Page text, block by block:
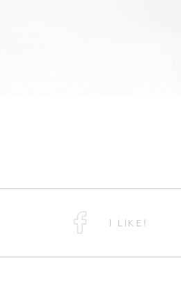
I LIKE!